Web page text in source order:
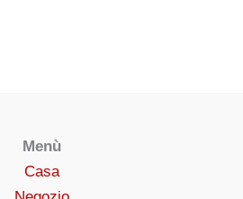
Menù
Casa